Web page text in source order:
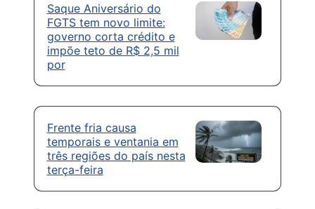
Saque Aniversário do
FGTS tem novo limite:
governo corta crédito e
impõe teto de R$ 2,5 mil
por
Frente fria causa
temporais e ventania em
três regiões do país nesta
terça-feira